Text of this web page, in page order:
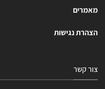
מאמרים
הצהרת נגישות
צור קשר